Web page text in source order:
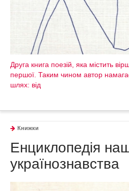
Друга книга поезій, яка містить
першої. Таким чином автор
шлях: від
Книжки
Енциклопедія
українознавства